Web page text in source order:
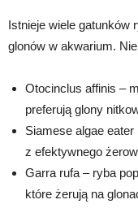
Istnieje wiele gatunków
glonów w akwarium.
Otocinclus affinis –
preferują glony
Siamese algae
z efektywnego
Garra rufa – ryba
które żerują na